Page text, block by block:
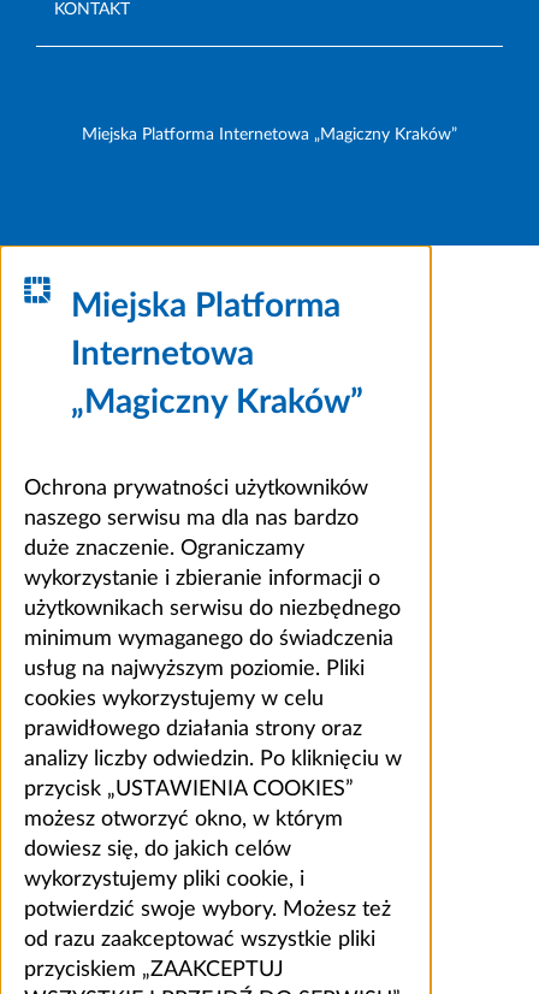
KONTAKT
Miejska Platforma Internetowa „Magiczny Kraków”
Miejska Platforma
Internetowa
„Magiczny Kraków”
Ochrona prywatności użytkowników
naszego serwisu ma dla nas bardzo
duże znaczenie. Ograniczamy
wykorzystanie i zbieranie informacji o
użytkownikach serwisu do niezbędnego
minimum wymaganego do świadczenia
usług na najwyższym poziomie. Pliki
cookies wykorzystujemy w celu
prawidłowego działania strony oraz
analizy liczby odwiedzin. Po kliknięciu w
przycisk „USTAWIENIA COOKIES”
możesz otworzyć okno, w którym
dowiesz się, do jakich celów
wykorzystujemy pliki cookie, i
potwierdzić swoje wybory. Możesz też
od razu zaakceptować wszystkie pliki
przyciskiem „ZAAKCEPTUJ